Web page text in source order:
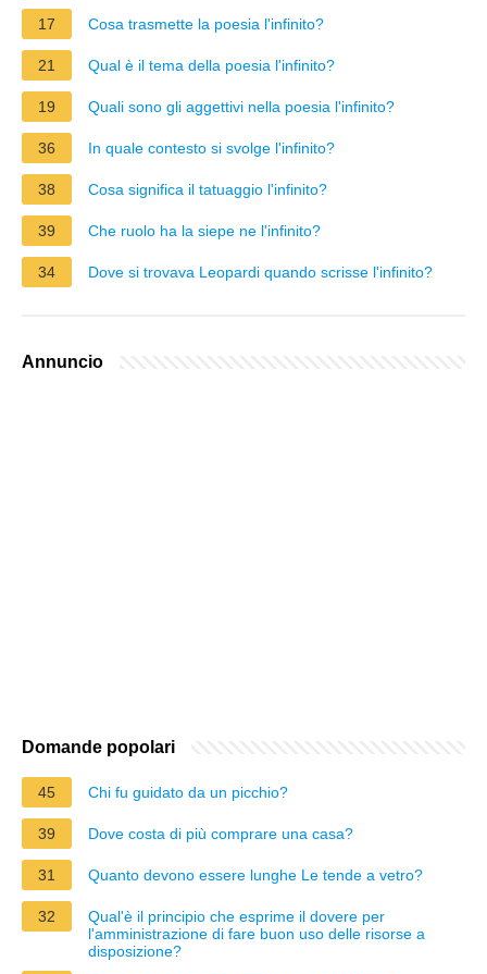
17 Cosa trasmette la poesia l'infinito?
21 Qual è il tema della poesia l'infinito?
19 Quali sono gli aggettivi nella poesia l'infinito?
36 In quale contesto si svolge l'infinito?
38 Cosa significa il tatuaggio l'infinito?
39 Che ruolo ha la siepe ne l'infinito?
34 Dove si trovava Leopardi quando scrisse l'infinito?
Annuncio
Domande popolari
45 Chi fu guidato da un picchio?
39 Dove costa di più comprare una casa?
31 Quanto devono essere lunghe Le tende a vetro?
32
Qual'è il principio che esprime il dovere per
l'amministrazione di fare buon uso delle risorse a
disposizione?